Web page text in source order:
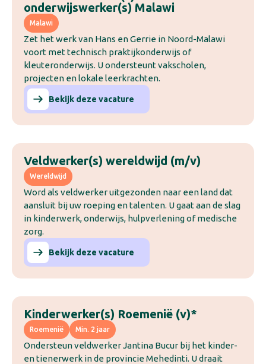
onderwijswerker(s) Malawi
Malawi
Zet het werk van Hans en Gerrie in Noord-Malawi
voort met technisch praktijkonderwijs of
kleuteronderwijs. U ondersteunt vakscholen,
projecten en lokale leerkrachten.
Bekijk deze vacature
Veldwerker(s) wereldwijd (m/v)
Wereldwijd
Word als veldwerker uitgezonden naar een land dat
aansluit bij uw roeping en talenten. U gaat aan de slag
in kinderwerk, onderwijs, hulpverlening of medische
zorg.
Bekijk deze vacature
Kinderwerker(s) Roemenië (v)*
Roemenië Min. 2 jaar
Ondersteun veldwerker Jantina Bucur bij het kinder-
en tienerwerk in de provincie Mehedinti. U draait